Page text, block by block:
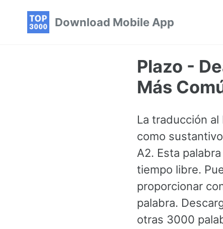
Download Mobile App
Plazo -
Más
La traducción
como
A2. Esta
tiempo libre.
proporcionar
palabra.
otras 3000